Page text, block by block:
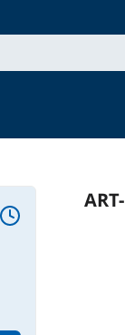
تابلو بوم چاپی لاویا طرح فریدا کالو کد ART-